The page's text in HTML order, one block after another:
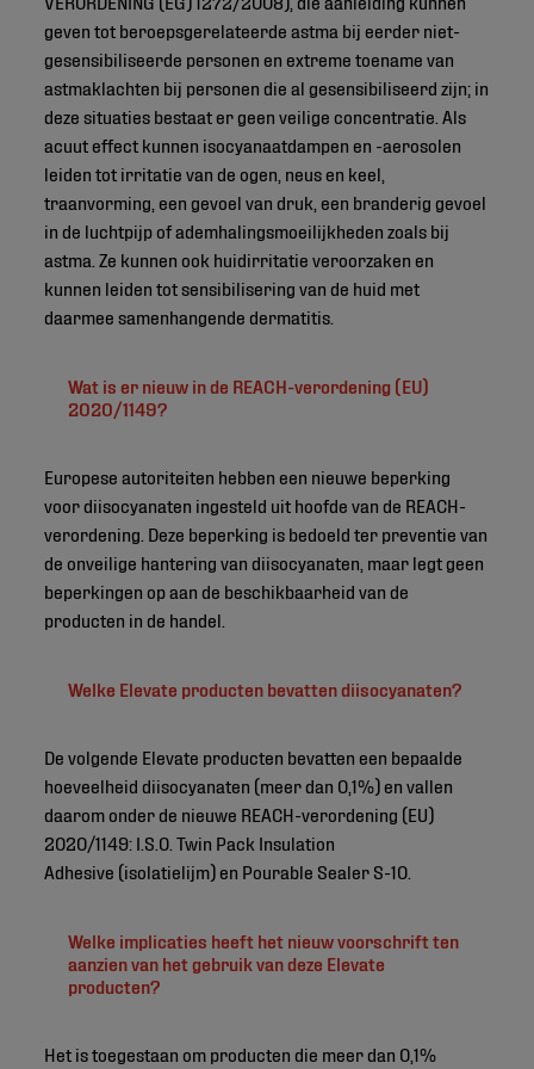
geven tot beroepsgerelateerde astma bij eerder niet-
gesensibiliseerde personen en extreme toename van
astmaklachten bij personen die al gesensibiliseerd zijn; in
deze situaties bestaat er geen veilige concentratie. Als
acuut effect kunnen isocyanaatdampen en -aerosolen
leiden tot irritatie van de ogen, neus en keel,
traanvorming, een gevoel van druk, een branderig gevoel
in de luchtpijp of ademhalingsmoeilijkheden zoals bij
astma. Ze kunnen ook huidirritatie veroorzaken en
kunnen leiden tot sensibilisering van de huid met
daarmee samenhangende dermatitis.
Wat is er nieuw in de REACH-verordening (EU)
2020/1149?
Europese autoriteiten hebben een nieuwe beperking
voor diisocyanaten ingesteld uit hoofde van de REACH-
verordening. Deze beperking is bedoeld ter preventie van
de onveilige hantering van diisocyanaten, maar legt geen
beperkingen op aan de beschikbaarheid van de
producten in de handel.
Welke Elevate producten bevatten diisocyanaten?
De volgende Elevate producten bevatten een bepaalde
hoeveelheid diisocyanaten (meer dan 0,1%) en vallen
daarom onder de nieuwe REACH-verordening (EU)
2020/1149: I.S.O. Twin Pack Insulation
Adhesive (isolatielijm) en Pourable Sealer S-10.
Welke implicaties heeft het nieuw voorschrift ten
aanzien van het gebruik van deze Elevate
producten?
Het is toegestaan om producten die meer dan 0,1%